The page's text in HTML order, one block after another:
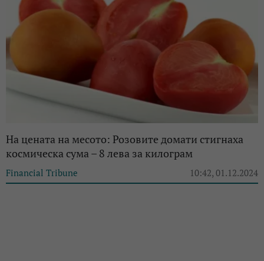
На цената на месото: Розовите домати стигнаха
космическа сума – 8 лева за килограм
Financial Tribune 10:42, 01.12.2024